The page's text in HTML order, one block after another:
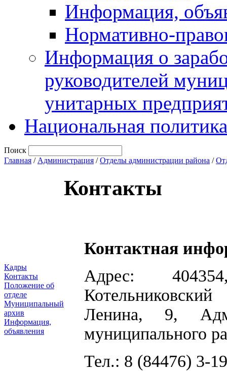
Информация,
Нормативно-
Информация о
руководителей
унитарных
Национальная политика
Поиск
Главная / Администрация /Отделы администрации района /
Кадры
Контакты
Положение об
отделе
Муниципальный
архив
Информация,
объявления
Контакты
Контактная
Адрес:
Ленина, 9,
муниципального
Тел.: 8 (84476) 3-